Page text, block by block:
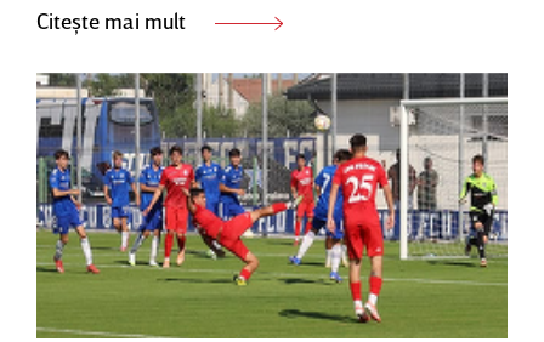
Citește mai mult